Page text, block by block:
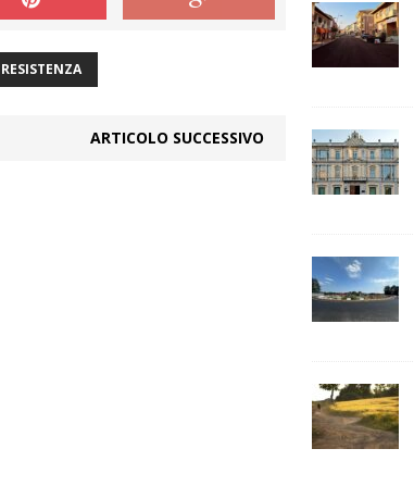
RESISTENZA
ARTICOLO SUCCESSIVO